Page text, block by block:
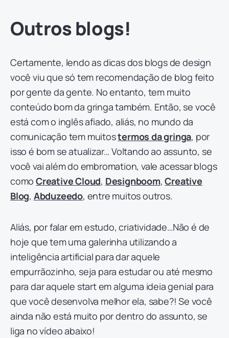
Outros blogs!
Certamente, lendo as dicas dos blogs de design
você viu que só tem recomendação de blog feito
por gente da gente. No entanto, tem muito
conteúdo bom da gringa também. Então, se você
está com o inglês afiado, aliás, no mundo da
comunicação tem muitostermos da gringa, por
isso é bom se atualizar… Voltando ao assunto, se
você vai além do embromation, vale acessar blogs
como Creative Cloud, Designboom,Creative
Blog, Abduzeedo, entre muitos outros.
Aliás, por falar em estudo, criatividade…Não é de
hoje que tem uma galerinha utilizando a
inteligência artificial para dar aquele
empurrãozinho, seja para estudar ou até mesmo
para dar aquele start em alguma ideia genial para
que você desenvolva melhor ela, sabe?! Se você
ainda não está muito por dentro do assunto, se
liga no vídeo abaixo!